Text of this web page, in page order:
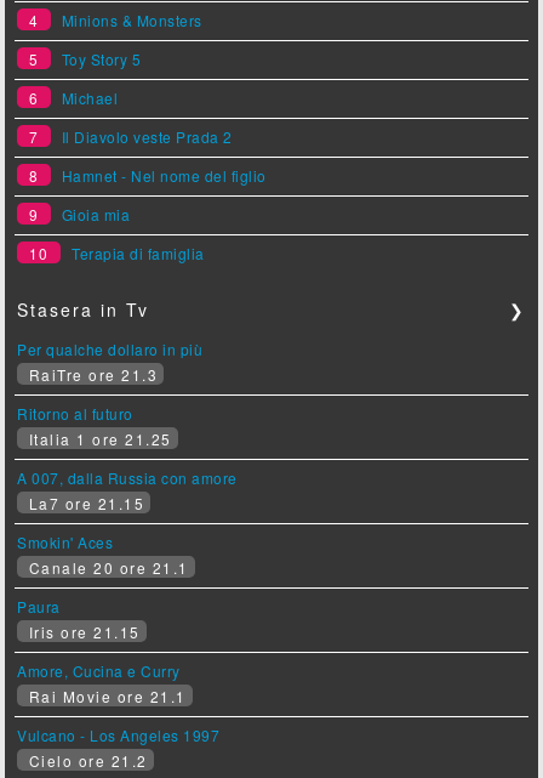
4
Minions & Monsters
5
Toy Story 5
6
Michael
7
Il Diavolo veste Prada 2
8
Hamnet - Nel nome del figlio
9
Gioia mia
10
Terapia di famiglia
Stasera in Tv ❯
Per qualche dollaro in più
RaiTre ore 21.3
Ritorno al futuro
Italia 1 ore 21.25
A 007, dalla Russia con amore
La7 ore 21.15
Smokin' Aces
Canale 20 ore 21.1
Paura
Iris ore 21.15
Amore, Cucina e Curry
Rai Movie ore 21.1
Vulcano - Los Angeles 1997
Cielo ore 21.2